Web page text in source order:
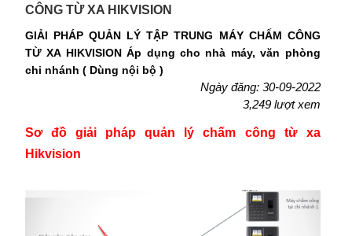
CÔNG TỪ XA HIKVISION
GIẢI PHÁP QUẢN LÝ TẬP TRUNG MÁY CHẤM CÔNG
TỪ XA HIKVISION Áp dụng cho nhà máy, văn phòng
chi nhánh ( Dùng nội bộ )
Ngày đăng: 30-09-2022
3,249 lượt xem
Sơ đồ giải pháp quản lý chấm công từ xa
Hikvision